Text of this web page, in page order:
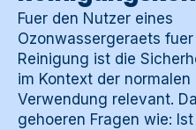
Fuer den Nutzer eines
Ozonwassergeraets fuer
Reinigung ist die
im Kontext der normalen
Verwendung relevant.
gehoeren Fragen wie: Ist